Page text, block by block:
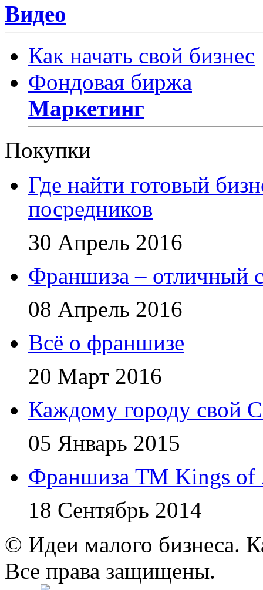
Видео
Как начать свой бизнес
Фондовая биржа
Маркетинг
Покупки
Где найти готовый
посредников
30 Апрель 2016
Франшиза – отличный
08 Апрель 2016
Всё о франшизе
20 Март 2016
Каждому городу свой
05 Январь 2015
Франшиза ТМ Kings of
18 Сентябрь 2014
© Идеи малого бизнеса.
Все права защищены.